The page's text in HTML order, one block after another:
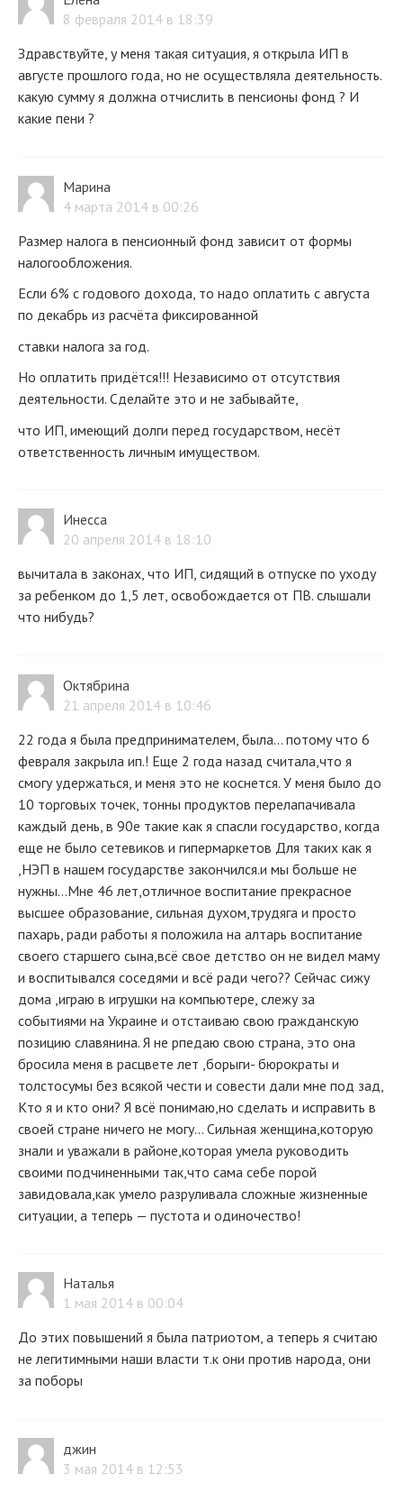
8 февраля 2014 в 18:39
Здравствуйте, у меня такая ситуация, я открыла ИП в
августе прошлого года, но не осуществляла деятельность.
какую сумму я должна отчислить в пенсионы фонд ? И
какие пени ?
Марина
4 марта 2014 в 00:26
Размер налога в пенсионный фонд зависит от формы
налогообложения.
Если 6% с годового дохода, то надо оплатить с августа
по декабрь из расчёта фиксированной
ставки налога за год.
Но оплатить придётся!!! Независимо от отсутствия
деятельности. Сделайте это и не забывайте,
что ИП, имеющий долги перед государством, несёт
ответственность личным имуществом.
Инесса
20 апреля 2014 в 18:10
вычитала в законах, что ИП, сидящий в отпуске по уходу
за ребенком до 1,5 лет, освобождается от ПВ. слышали
что нибудь?
Октябрина
21 апреля 2014 в 10:46
22 года я была предпринимателем, была... потому что 6
февраля закрыла ип.! Еще 2 года назад считала,что я
смогу удержаться, и меня это не коснется. У меня было до
10 торговых точек, тонны продуктов перелапачивала
каждый день, в 90е такие как я спасли государство, когда
еще не было сетевиков и гипермаркетов Для таких как я
,НЭП в нашем государстве закончился.и мы больше не
нужны...Мне 46 лет,отличное воспитание прекрасное
высшее образование, сильная духом,трудяга и просто
пахарь, ради работы я положила на алтарь воспитание
своего старшего сына,всё свое детство он не видел маму
и воспитывался соседями и всё ради чего?? Сейчас сижу
дома ,играю в игрушки на компьютере, слежу за
событиями на Украине и отстаиваю свою гражданскую
позицию славянина. Я не рпедаю свою страна, это она
бросила меня в расцвете лет ,борыги- бюрократы и
толстосумы без всякой чести и совести дали мне под зад,
Кто я и кто они? Я всё понимаю,но сделать и исправить в
своей стране ничего не могу... Сильная женщина,которую
знали и уважали в районе,которая умела руководить
своими подчиненными так,что сама себе порой
завидовала,как умело разруливала сложные жизненные
ситуации, а теперь — пустота и одиночество!
Наталья
1 мая 2014 в 00:04
До этих повышений я была патриотом, а теперь я считаю
не легитимными наши власти т.к они против народа, они
за поборы
джин
3 мая 2014 в 12:53